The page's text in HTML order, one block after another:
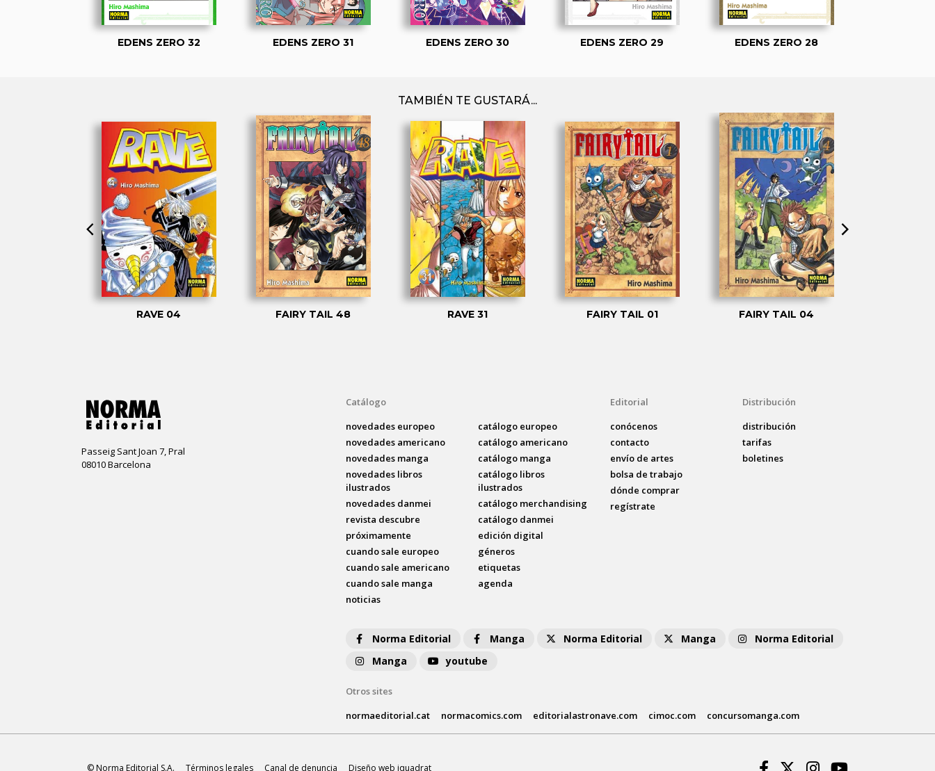
EDENS ZERO 32 EDENS ZERO 31 EDENS ZERO 30 EDENS ZERO 29 EDENS ZERO 28
TAMBIÉN TE GUSTARÁ...
RAVE 04 FAIRY TAIL 48 RAVE 31 FAIRY TAIL 01 FAIRY TAIL 04
Passeig Sant Joan 7, Pral
08010 Barcelona
Catálogo
novedades europeo
novedades americano
novedades manga
novedades libros
ilustrados
novedades danmei
revista descubre
próximamente
cuando sale europeo
cuando sale americano
cuando sale manga
noticias
catálogo europeo
catálogo americano
catálogo manga
catálogo libros
ilustrados
catálogo merchandising
catálogo danmei
edición digital
géneros
etiquetas
agenda
Editorial
conócenos
contacto
envío de artes
bolsa de trabajo
dónde comprar
regístrate
Distribución
distribución
tarifas
boletines
Norma Editorial Manga Norma Editorial Manga
Norma Editorial
Manga
youtube
Otros sites
normaeditorial.cat
normacomics.com editorialastronave.com cimoc.com concursomanga.com
© Norma Editorial S.A. Términos legales Canal de denuncia Diseño web iquadrat